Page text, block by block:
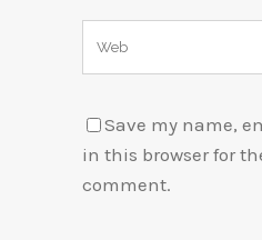
Save my name,
in this browser for
comment.